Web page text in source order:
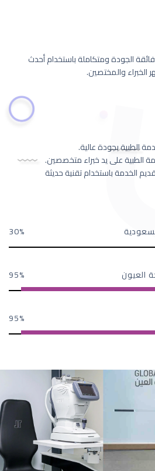
الجودة ومتكاملة باستخدام أحدث
الخبراء والمختصين.
الطبية بجودة عالية.
الطبية على يد خبراء متخصصين.
الخدمة باستخدام تقنية حديثة
30
العيون 95
95